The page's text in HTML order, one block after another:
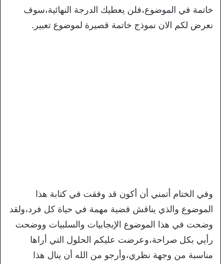
خاتمة في الموضوع،فلن يعطيك الدرجة النهائية،سوف
نعرض لكم الان نموذج خاتمة قصيرة لموضوع تعبير.
وفي الختام أتمني أن أكون قد وفقت في كتابة هذا
الموضوع والذي يناقش قضية مهمة في حياة كل فرد،ولقد
وضحت في هذا الموضوع الإيجابيات والسلبيات ووضحت
رأيي بكل صراحة،وعرضت عليكم الحلول التي أراها
مناسبة من وجهة نظري،وأرجو من الله أن ينال هذا